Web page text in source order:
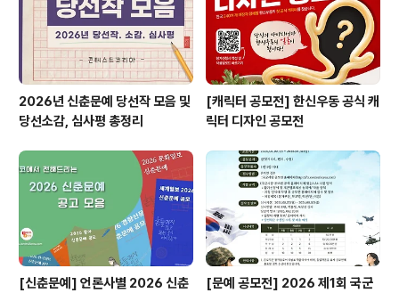
배 멘토링 활동 등▶ (우수 활동자) 표창장 ..
2026년 신춘문예 당선작 모음 및
당선소감, 심사평 총정리
[캐릭터 공모전] 한신우동 공식 캐
릭터 디자인 공모전
[신춘문예] 언론사별 2026 신춘
[문예 공모전] 2026 제1회 국군